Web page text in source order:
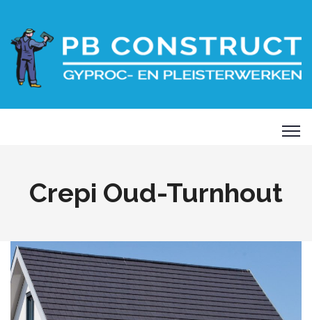
Crepi Oud-Turnhout